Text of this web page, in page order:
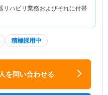
リハビリ業務およびそれに付帯
積極採用中
を問い合わせる